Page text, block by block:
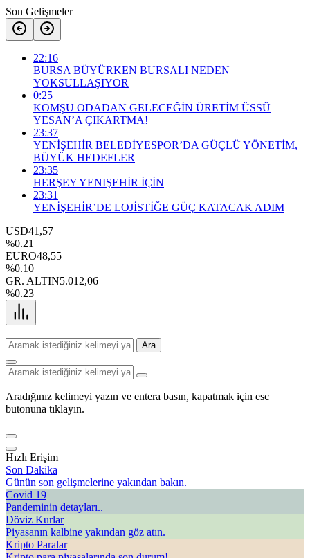
Son Gelişmeler
22:16
BURSA BÜYÜRKEN BURSALI NEDEN
YOKSULLAŞIYOR
0:25
KOMŞU ODADAN GELECEĞİN ÜRETİM ÜSSÜ
YESAN’A ÇIKARTMA!
23:37
YENİŞEHİR BELEDİYESPOR’DA GÜÇLÜ YÖNETİM,
BÜYÜK HEDEFLER
23:35
HERŞEY YENIŞEHİR İÇİN
23:31
YENİŞEHİR’DE LOJİSTİĞE GÜÇ KATACAK ADIM
USD41,57
%0.21
EURO48,55
%0.10
GR. ALTIN5.012,06
%0.23
Ara
Aradığınız kelimeyi yazın ve entera basın, kapatmak için esc
butonuna tıklayın.
Hızlı Erişim
Son Dakika
Günün son gelişmelerine yakından bakın.
Covid 19
Pandeminin detayları..
Döviz Kurlar
Piyasanın kalbine yakından göz atın.
Kripto Paralar